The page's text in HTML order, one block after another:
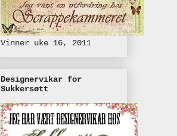
Vinner uke 16, 2011
Designervikar for
Sukkersøtt